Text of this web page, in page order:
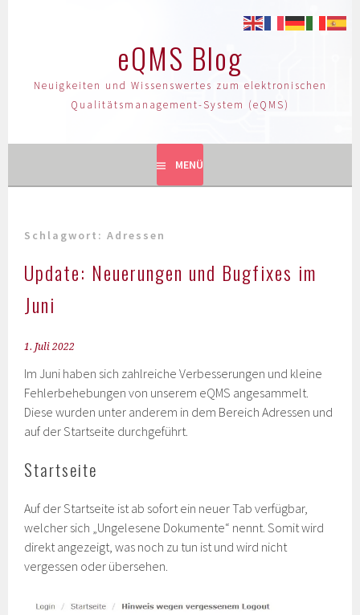
eQMS Blog
Neuigkeiten und Wissenswertes zum elektronischen
Qualitätsmanagement-System (eQMS)
MENÜ
Schlagwort:Adressen
Update: Neuerungen und Bugfixes im
Juni
1. Juli 2022
Im Juni haben sich zahlreiche Verbesserungen und kleine
Fehlerbehebungen von unserem eQMS angesammelt.
Diese wurden unter anderem in dem Bereich Adressen und
auf der Startseite durchgeführt.
Startseite
Auf der Startseite ist ab sofort ein neuer Tab verfügbar,
welcher sich „Ungelesene Dokumente“ nennt. Somit wird
direkt angezeigt, was noch zu tun ist und wird nicht
vergessen oder übersehen.